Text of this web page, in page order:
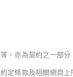
，亦為契約之一部分
定條款及相關網頁